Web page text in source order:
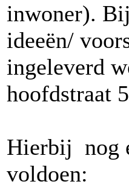
inwoner).
ideeën/
ingeleverd
hoofdstraat
Hierbij nog
voldoen: